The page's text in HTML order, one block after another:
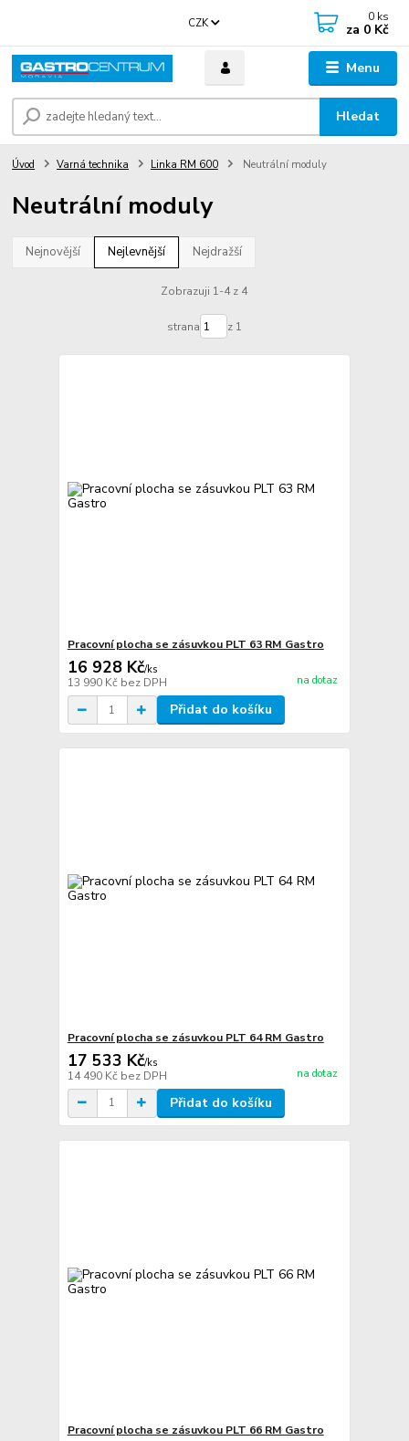
Menu
CZK
Hledat
0 ks
za 0 Kč
Úvod Varná technika Linka RM 600 Neutrální moduly
Neutrální moduly
Nejnovější Nejlevnější Nejdražší
Zobrazuji 1-4 z 4
strana z 1
Pracovní plocha se zásuvkou PLT 63 RM Gastro
16 928 Kč/ks
13 990 Kč bez DPH na dotaz
Přidat do košíku
Pracovní plocha se zásuvkou PLT 64 RM Gastro
17 533 Kč/ks
14 490 Kč bez DPH na dotaz
Přidat do košíku
Pracovní plocha se zásuvkou PLT 66 RM Gastro